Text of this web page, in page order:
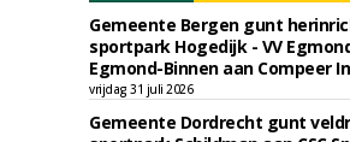
Gemeente Bergen gunt
sportpark Hogedijk - VV
Egmond-Binnen aan Compeer
vrijdag 31 juli 2026
Gemeente Dordrecht gunt